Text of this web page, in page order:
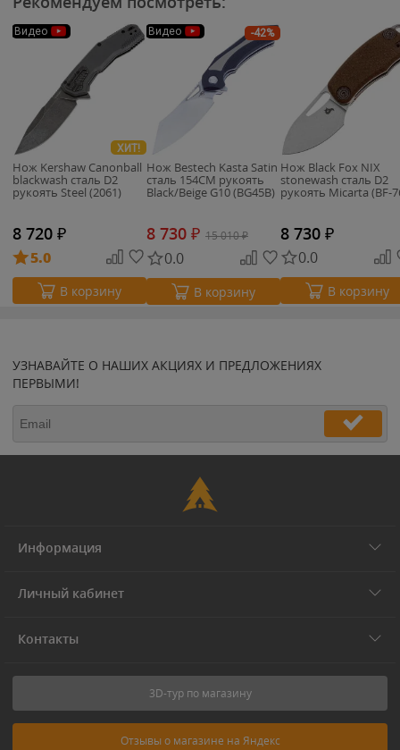
Видео
ХИТ!
Нож Kershaw Canonball
blackwash сталь D2
рукоять Steel (2061)
8 720 ₽
5.0
В корзину
-42%
Видео
Нож Bestech Kasta Satin
сталь 154CM рукоять
Black/Beige G10 (BG45B)
8 730 ₽ 15 010₽
0.0
В корзину
Нож Black Fox NIX
stonewash сталь D2
рукоять Micarta (BF-
8 730 ₽
0.0
В корзину
УЗНАВАЙТЕ О НАШИХ АКЦИЯХ И ПРЕДЛОЖЕНИЯХ
ПЕРВЫМИ!
Информация
Личный кабинет
Контакты
3D-тур по магазину
Отзывы о магазине на Яндекс